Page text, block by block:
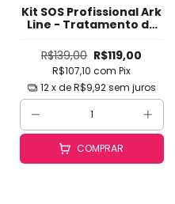
Kit SOS Profissional Ark
Line - Tratamento de
Cabelos Danificados,
Quebrados, Agredidos
e Fracos -
Fortalecimento Rápido
em 1-2-3 Apli
R$139,00 R$119,00
R$107,10com Pix
12x deR$9,92sem juros
COMPRAR